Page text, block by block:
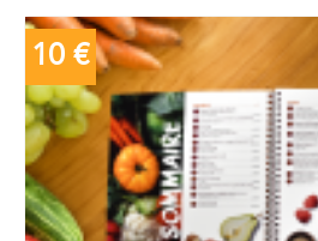
10 €